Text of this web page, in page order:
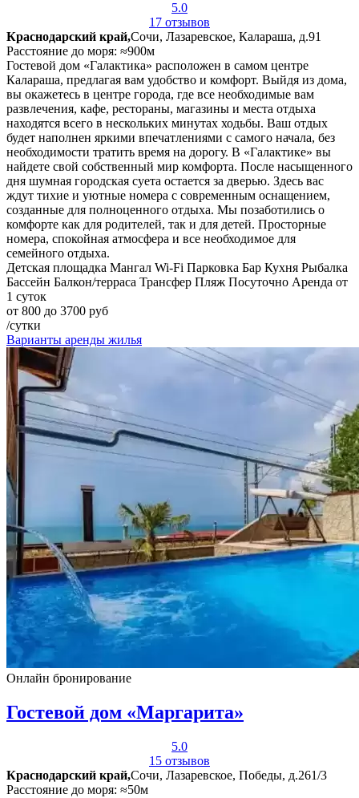
5.0
17 отзывов
Краснодарский край,Сочи, Лазаревское, Калараша, д.91
Расстояние до моря: ≈900м
Гостевой дом «Галактика» расположен в самом центре
Калараша, предлагая вам удобство и комфорт. Выйдя из дома,
вы окажетесь в центре города, где все необходимые вам
развлечения, кафе, рестораны, магазины и места отдыха
находятся всего в нескольких минутах ходьбы. Ваш отдых
будет наполнен яркими впечатлениями с самого начала, без
необходимости тратить время на дорогу. В «Галактике» вы
найдете свой собственный мир комфорта. После насыщенного
дня шумная городская суета остается за дверью. Здесь вас
ждут тихие и уютные номера с современным оснащением,
созданные для полноценного отдыха. Мы позаботились о
комфорте как для родителей, так и для детей. Просторные
номера, спокойная атмосфера и все необходимое для
семейного отдыха.
Детская площадка Мангал Wi-Fi Парковка Бар Кухня Рыбалка
Бассейн Балкон/терраса Трансфер Пляж Посуточно Аренда от
1 суток
от 800 до 3700 руб
/сутки
Варианты аренды жилья
Онлайн бронирование
Гостевой дом «Маргарита»
5.0
15 отзывов
Краснодарский край,Сочи, Лазаревское, Победы, д.261/3
Расстояние до моря: ≈50м